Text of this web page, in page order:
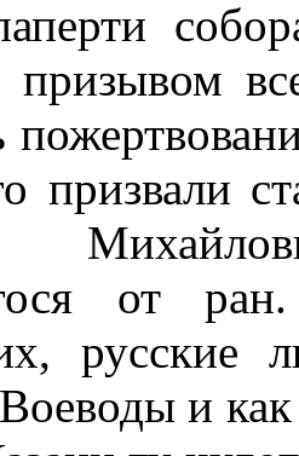
призвали
от
и